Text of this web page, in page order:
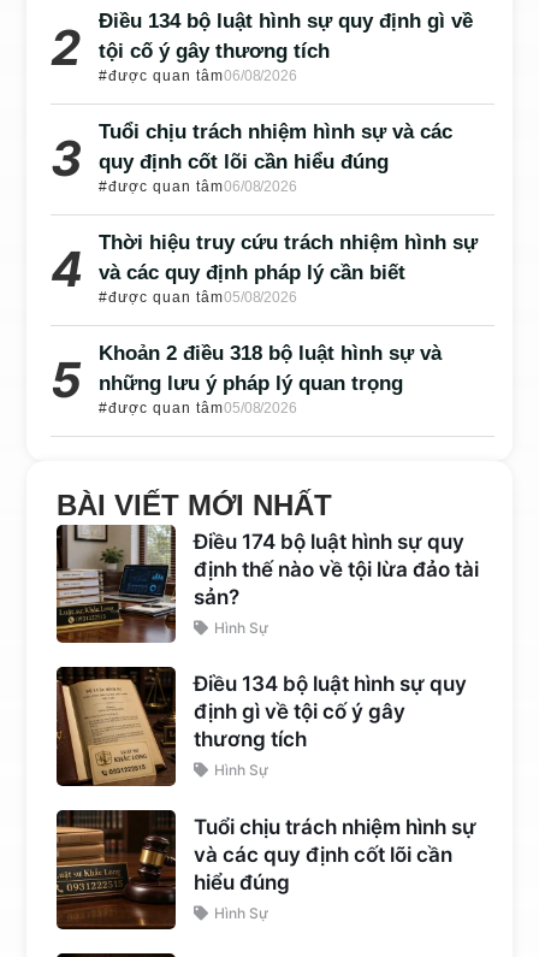
Điều 134 bộ luật hình sự quy định gì về
tội cố ý gây thương tích
#được quan tâm06/08/2026
Tuổi chịu trách nhiệm hình sự và các
quy định cốt lõi cần hiểu đúng
#được quan tâm06/08/2026
Thời hiệu truy cứu trách nhiệm hình sự
và các quy định pháp lý cần biết
#được quan tâm05/08/2026
Khoản 2 điều 318 bộ luật hình sự và
những lưu ý pháp lý quan trọng
#được quan tâm05/08/2026
BÀI VIẾT MỚI NHẤT
Điều 174 bộ luật hình sự quy
định thế nào về tội lừa đảo tài
sản?
Hình Sự
Điều 134 bộ luật hình sự quy
định gì về tội cố ý gây
thương tích
Hình Sự
Tuổi chịu trách nhiệm hình sự
và các quy định cốt lõi cần
hiểu đúng
Hình Sự